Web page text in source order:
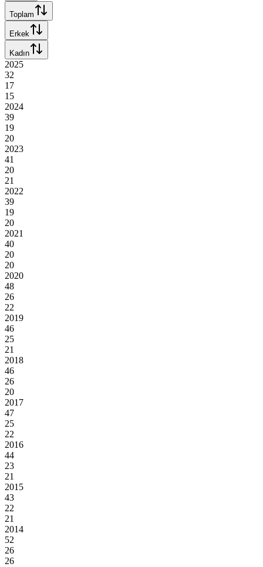
Toplam
Erkek
Kadın
2025
32
17
15
2024
39
19
20
2023
41
20
21
2022
39
19
20
2021
40
20
20
2020
48
26
22
2019
46
25
21
2018
46
26
20
2017
47
25
22
2016
44
23
21
2015
43
22
21
2014
52
26
26